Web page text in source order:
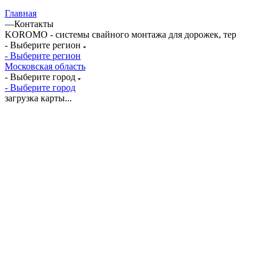
Главная
—Контакты
KOROMO - системы свайного монтажа для дорожек, тер
- Выберите регион
- Выберите регион
Московская область
- Выберите город
- Выберите город
загрузка карты...